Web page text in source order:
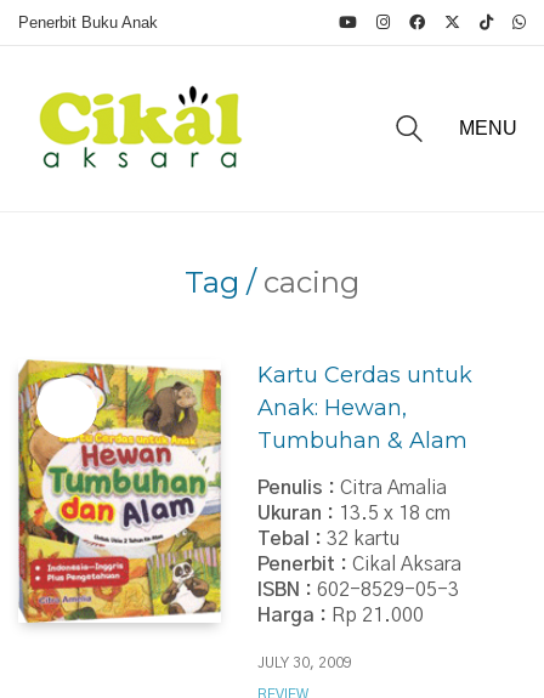
Penerbit Buku Anak
MENU
Tag / cacing
Kartu Cerdas untuk
Anak: Hewan,
Tumbuhan & Alam
Penulis : Citra Amalia
Ukuran : 13.5 x 18 cm
Tebal : 32 kartu
Penerbit : Cikal Aksara
ISBN : 602-8529-05-3
Harga : Rp 21.000
JULY 30, 2009
REVIEW